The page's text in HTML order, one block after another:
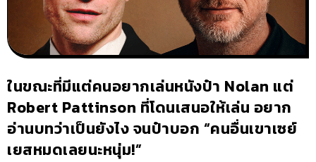
ในขณะที่มีแต่คนอยากเล่นหนังป๋า Nolan แต่
Robert Pattinson ที่โดนเสนอให้เล่น อยาก
อ่านบทว่าเป็นยังไง จนป๋าบอก “คนอื่นเขาเซย์
เยสหมดเลยนะหนุ่ม!”